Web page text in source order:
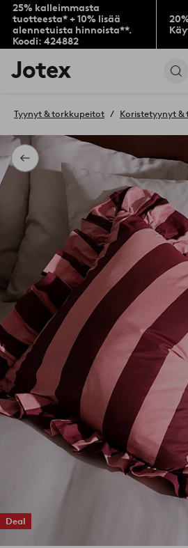
25% kalleimmasta
tuotteesta* + 10% lisää
alennetuista hinnoista**.
Koodi: 424882
Jotex-
logo
aloitussivulle
Takaisin
Tyynyt & torkkupeitot Koristetyynyt &
Deal